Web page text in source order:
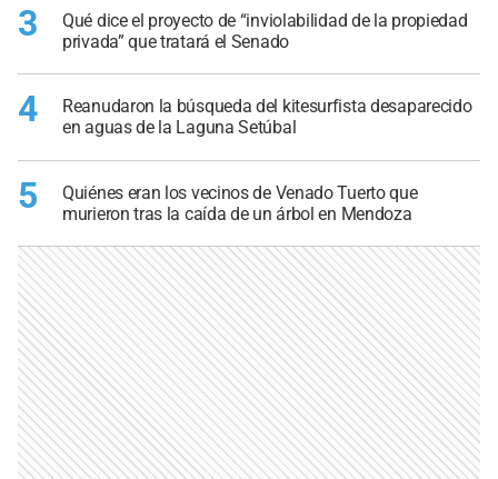
3
Qué dice el proyecto de “inviolabilidad de la propiedad
privada” que tratará el Senado
4
Reanudaron la búsqueda del kitesurfista desaparecido
en aguas de la Laguna Setúbal
5
Quiénes eran los vecinos de Venado Tuerto que
murieron tras la caída de un árbol en Mendoza